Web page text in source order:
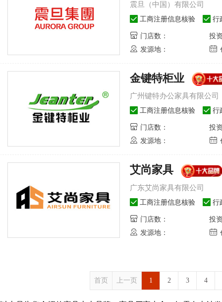
震旦（中国）有限公司
工商注册信息核验 行
门店数：
投
发源地：
金键特柜业
广州键特办公家具有限公司
工商注册信息核验 行
门店数：
投
发源地：
艾尚家具
广东艾尚家具有限公司
工商注册信息核验 行
门店数：
投
发源地：
首页 上一页 1 2 3 4